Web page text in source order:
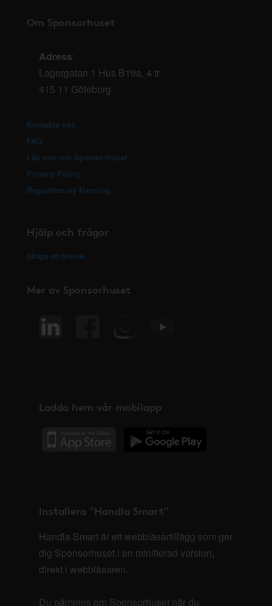
Om Sponsorhuset
Adress:
Lagergatan 1 Hus B19a, 4 tr
415 11 Göteborg
Kontakta oss
FAQ
Läs mer om Sponsorhuset
Privacy Policy
Registrera ny förening
Hjälp och frågor
Skapa ett ärende
Mer av Sponsorhuset
Ladda hem vår mobilapp
Installera "Handla Smart"
Handla Smart är ett webbläsartillägg som ger
dig Sponsorhuset i en minifierad version,
direkt i webbläsaren.
Du påminns om Sponsorhuset när du